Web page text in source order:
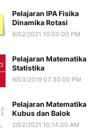
Pelajaran IPA Fisika
Dinamika Rotasi
8/02/2021 10:00:00 PM
Pelajaran Matematika
Statistika
9/03/2019 07:30:00 PM
Pelajaran Matematika
Kubus dan Balok
2/02/2021 10:14:00 AM